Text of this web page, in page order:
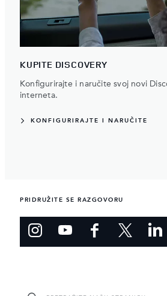
KUPITE DISCOVERY
Konfigurirajte i naručite svoj novi
interneta.
KONFIGURIRAJTE I NARUČITE
PRIDRUŽITE SE RAZGOVORU